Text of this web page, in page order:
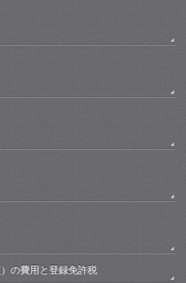
の費用と登録免許税